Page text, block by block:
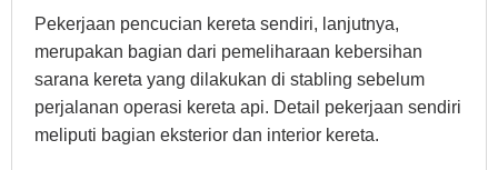
Pekerjaan pencucian kereta sendiri, lanjutnya,
merupakan bagian dari pemeliharaan kebersihan
sarana kereta yang dilakukan di stabling sebelum
perjalanan operasi kereta api. Detail pekerjaan sendiri
meliputi bagian eksterior dan interior kereta.